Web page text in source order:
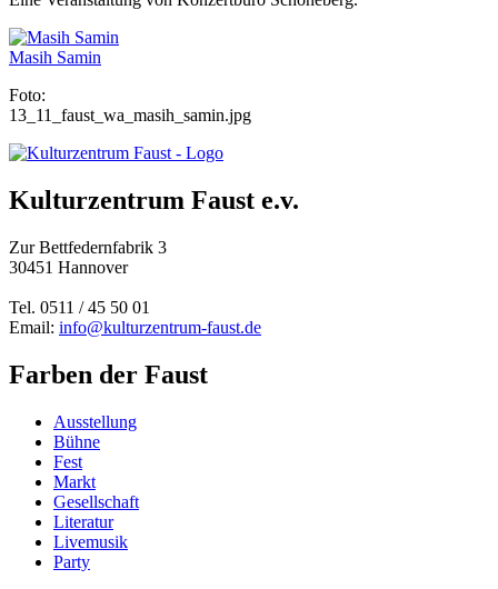
Masih Samin
Foto:
13_11_faust_wa_masih_samin.jpg
Kulturzentrum Faust e.v.
Zur Bettfedernfabrik 3
30451 Hannover
Tel. 0511 / 45 50 01
Email: info@kulturzentrum-faust.de
Farben der Faust
Ausstellung
Bühne
Fest
Markt
Gesellschaft
Literatur
Livemusik
Party